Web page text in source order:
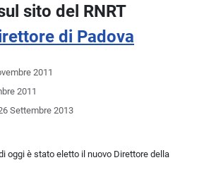
sito del RNRT
di Padova
2011
2011
Settembre 2013
oggi è stato eletto il nuovo Direttore della